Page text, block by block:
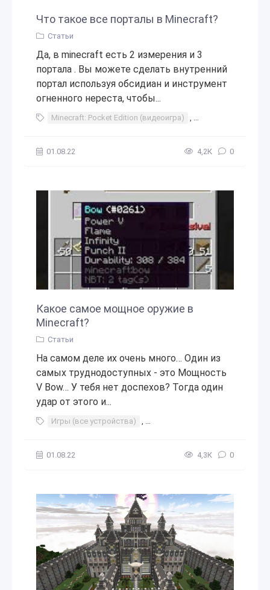
Что такое все порталы в Minecraft?
Статьи
Да, в minecraft есть 2 измерения и 3
портала . Вы можете сделать внутренний
портал используя обсидиан и инструмент
огненного нереста, чтобы...
Minecraft: Pocket Edition (видеоигра) , Minecraft
01.08.22 4,2К 0
Какое самое мощное оружие в
Minecraft?
Статьи
На самом деле их очень много… Один из
самых труднодоступных - это Мощность
V Bow… У тебя нет доспехов? Тогда один
удар от этого и...
Игры (все устройства) , Игры в социальных сетях
01.08.22 4,3К 0